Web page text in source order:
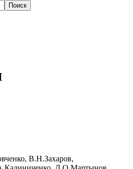
Поиск
В.Н.Захаров,